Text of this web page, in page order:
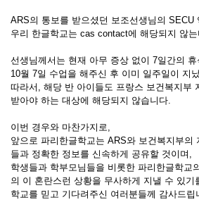
ARS의 통보를 받으셨던 보조선생님의 SECU
우리 한글학교는 cas contact에 해당되지 않
선생님께서는 현재 아무 증상 없이 7일간의
10월 7일 수업을 해주신 후 이미 일주일이 지
따라서, 해당 반 아이들도 프랑스 보건복지부
받아야 하는 대상에 해당되지 않습니다.
이번 경우와 마찬가지로,
앞으로 파리한글학교는 ARS와 보건복지부의
들과 정확한 정보를 신속하게 공유할 것이며,
학생들과 학부모님들을 비롯한 파리한글학교
의 이 혼란스런 상황을 무사하게 지낼 수 있기
학교를 믿고 기다려주신 여러분들께 감사드립